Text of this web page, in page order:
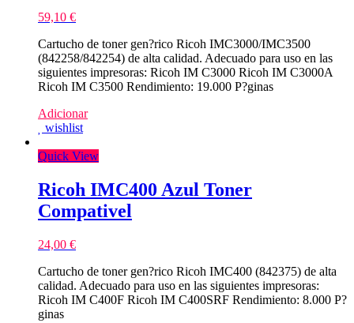
59,10 €
Cartucho de toner gen?rico Ricoh IMC3000/IMC3500
(842258/842254) de alta calidad. Adecuado para uso en las
siguientes impresoras: Ricoh IM C3000 Ricoh IM C3000A
Ricoh IM C3500 Rendimiento: 19.000 P?ginas
Adicionar
wishlist
Quick View
Ricoh IMC400 Azul Toner
Compativel
24,00 €
Cartucho de toner gen?rico Ricoh IMC400 (842375) de alta
calidad. Adecuado para uso en las siguientes impresoras:
Ricoh IM C400F Ricoh IM C400SRF Rendimiento: 8.000 P?
ginas